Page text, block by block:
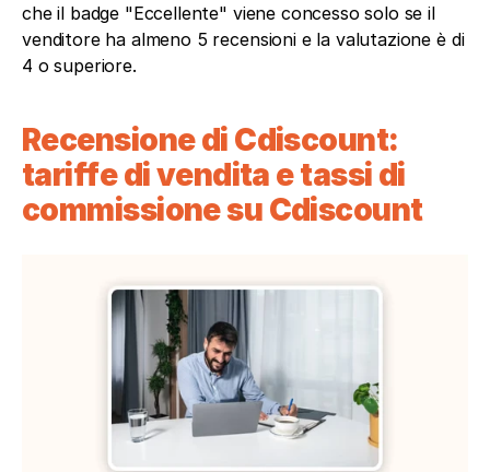
che il badge "Eccellente" viene concesso solo se il
venditore ha almeno 5 recensioni e la valutazione è di
4 o superiore.
Recensione di Cdiscount:
tariffe di vendita e tassi di
commissione su Cdiscount